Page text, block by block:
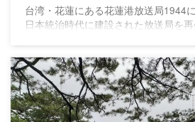
台湾・花蓮にある花蓮港放送局1944
日本統治時代に建設された放送局を再